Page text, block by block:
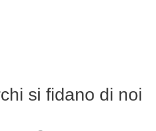
si fidano di noi